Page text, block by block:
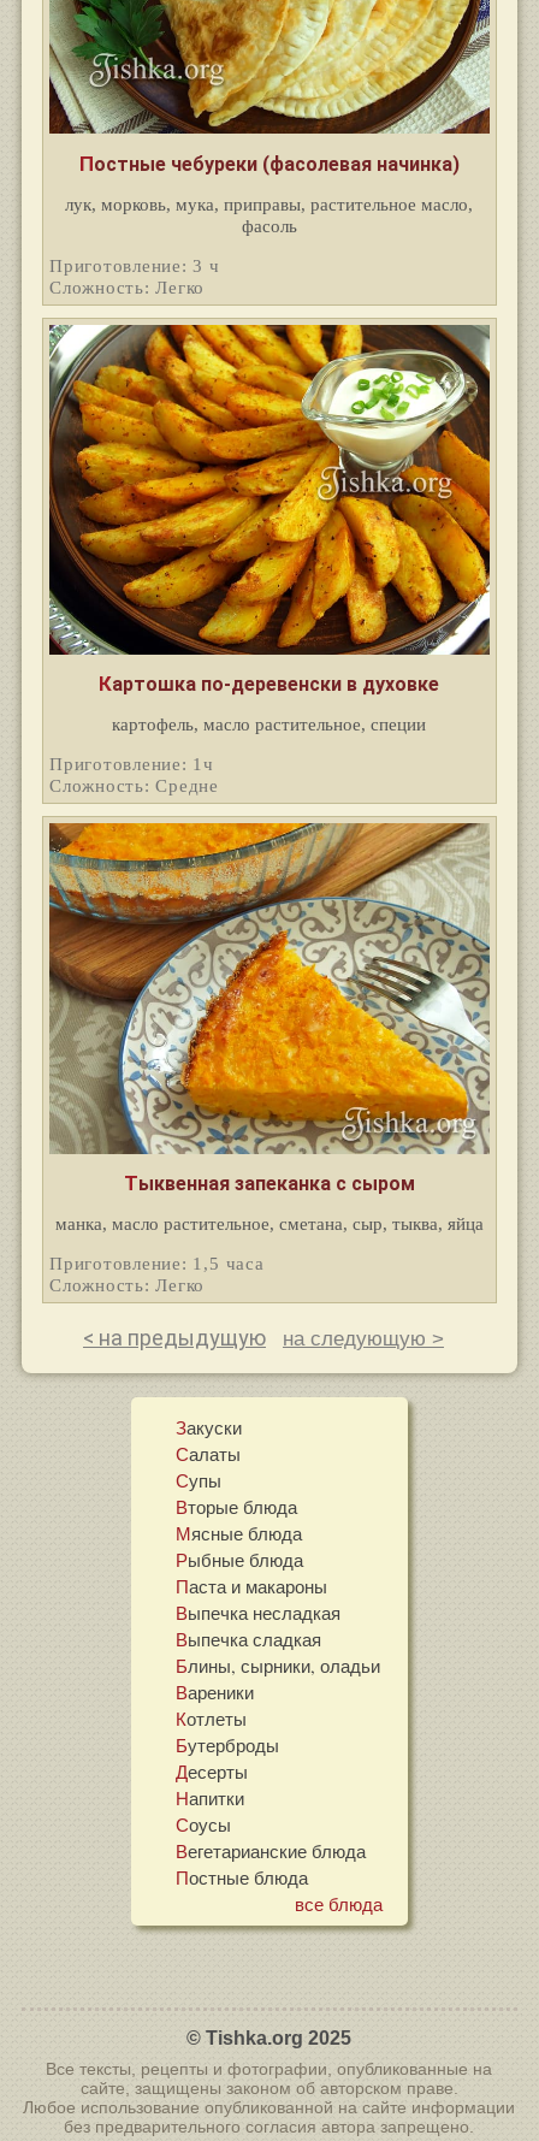
Постные чебуреки (фасолевая начинка)
лук, морковь, мука, приправы, растительное масло,
фасоль
Приготовление: 3 ч
Сложность: Легко
Картошка по-деревенски в духовке
картофель, масло растительное, специи
Приготовление: 1ч
Сложность: Средне
Тыквенная запеканка с сыром
манка, масло растительное, сметана, сыр, тыква, яйца
Приготовление: 1,5 часа
Сложность: Легко
< на предыдущую на следующую >
Закуски
Салаты
Супы
Вторые блюда
Мясные блюда
Рыбные блюда
Паста и макароны
Выпечка несладкая
Выпечка сладкая
Блины, сырники, оладьи
Вареники
Котлеты
Бутерброды
Десерты
Напитки
Соусы
Вегетарианские блюда
Постные блюда
все блюда
© Tishka.org 2025
Все тексты, рецепты и фотографии, опубликованные на
сайте, защищены законом об авторском праве.
Любое использование опубликованной на сайте информации
без предварительного согласия автора запрещено.